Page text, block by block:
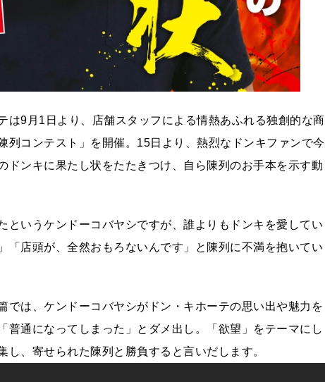
は9月1日より、店舗スタッフによる情熱あふれる独創的な商
列コンテスト」を開催。15日より、熱烈なドンキファンで今
ドンキに果たし状をたたきつけ、自ら陳列のお手本を示す動
というケンドーコバヤシですが、誰よりもドンキを愛してい
「店頭が、全然おもろないんです」と陳列に不満を抱いてい
では、ケンドーコバヤシがドン・キホーテの思い出や魅力を
普通になってしまった」とダメ出し。「欲望」をテーマにし
、寄せられた陳列と勝負すると言いだします。